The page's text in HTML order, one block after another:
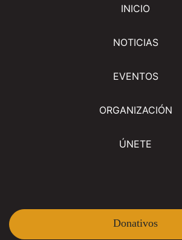
INICIO
NOTICIAS
EVENTOS
ORGANIZACIÓN
ÚNETE
Donativos